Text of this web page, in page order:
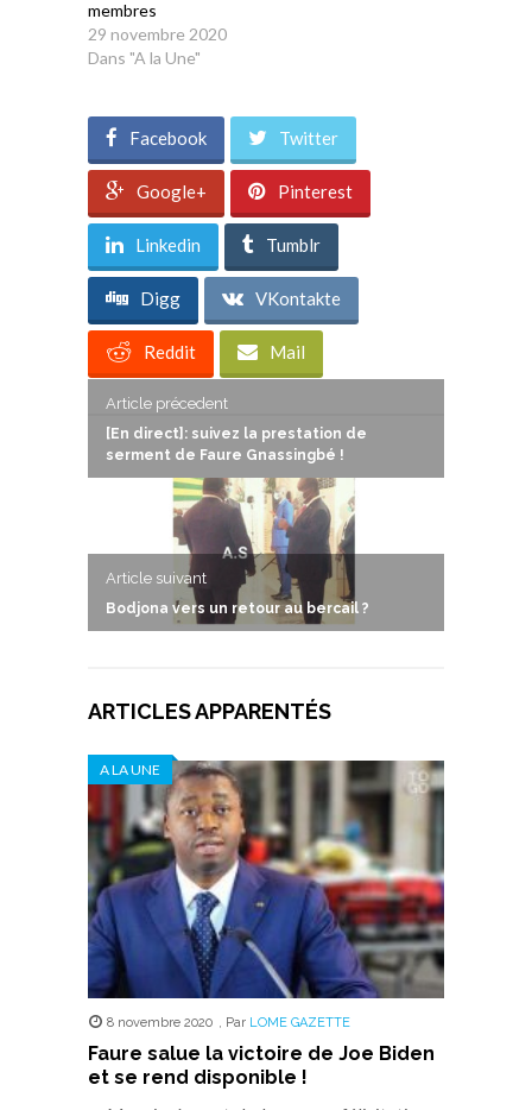
membres
29 novembre 2020
Dans "A la Une"
Facebook Twitter
Google+ Pinterest
Linkedin Tumblr
Digg VKontakte
Reddit Mail
Article précedent
[En direct]: suivez la prestation de
serment de Faure Gnassingbé !
Article suivant
Bodjona vers un retour au bercail ?
ARTICLES APPARENTÉS
A LA UNE
8 novembre 2020 Par LOME GAZETTE
Faure salue la victoire de Joe Biden
et se rend disponible !